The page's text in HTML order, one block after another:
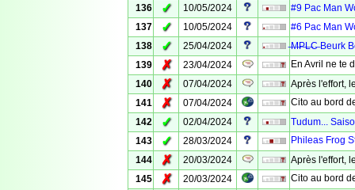
136
✓ 10/05/2024
#9 Pac Man
137
✓ 10/05/2024
#6 Pac Man
138
✓ 25/04/2024
̶M̶P̶L̶C̶ Beurk
139
✗ 23/04/2024
En Avril ne te
140
✗ 07/04/2024
Après l'effort,
141
✗ 07/04/2024
Cito au bord
142
✓ 02/04/2024
Tudum...
143
✓ 28/03/2024
Phileas Frog
144
✗ 20/03/2024
Après l'effort,
145
✗ 20/03/2024
Cito au bord